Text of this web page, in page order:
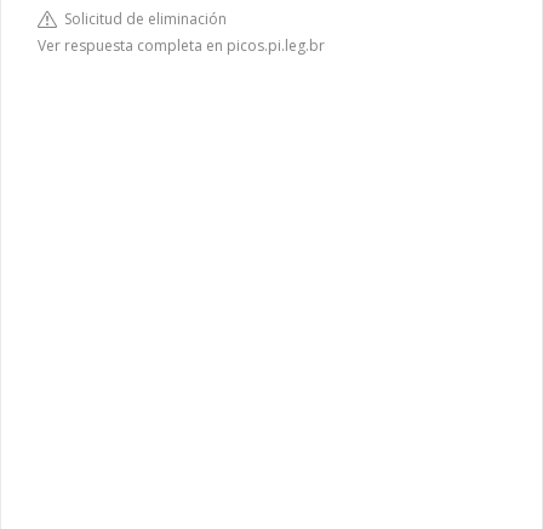
Solicitud de eliminación
Ver respuesta completa en picos.pi.leg.br